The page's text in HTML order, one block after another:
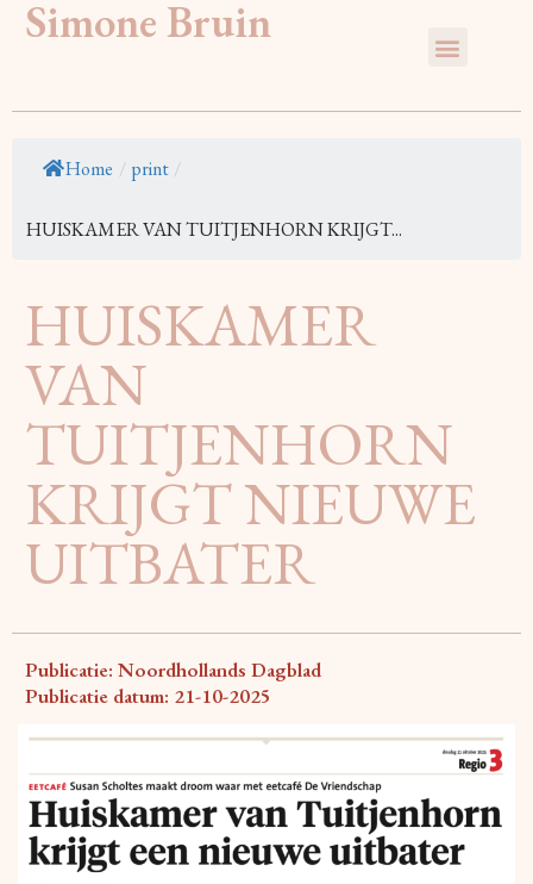
Simone Bruin
Home / print /
HUISKAMER VAN TUITJENHORN KRIJGT...
HUISKAMER
VAN
TUITJENHORN
KRIJGT NIEUWE
UITBATER
Publicatie: Noordhollands Dagblad
Publicatie datum: 21-10-2025